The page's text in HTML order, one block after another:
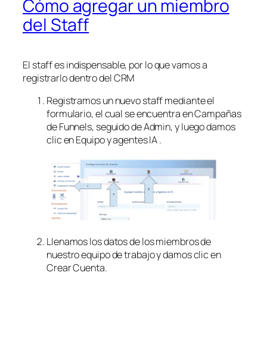
Cómo agregar un miembro
del Staff
El staff es indispensable, por lo que vamos a
registrarlo dentro del CRM
Registramos un nuevo staff mediante el
formulario, el cual se encuentra en Campañas
de Funnels, seguido de Admin, y luego damos
clic en Equipo y agentes IA .
Llenamos los datos de los miembros de
nuestro equipo de trabajo y damos clic en
Crear Cuenta.